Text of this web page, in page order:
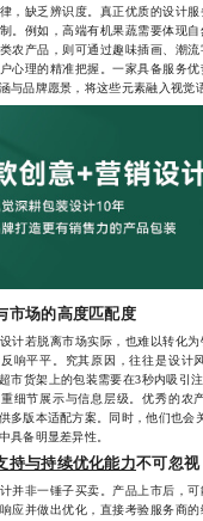
，缺乏辨识度。真正优质的设计
。例如，高端有机果蔬需要体现
农产品，则可通过趣味插画、潮
心理的精准把握。一家具备服务
与品牌愿景，将这些元素融入视觉
市场的高度匹配度
若脱离市场实际，也难以转化为
响平平。究其原因，往往是设计
市货架上的包装需要在3秒内吸引
细节展示与信息层级。优秀的农
多版本适配方案。同时，他们也会
具备明显差异性。
持与持续优化能力不可忽视
非一锤子买卖。产品上市后，可
应并做出优化，直接考验服务商